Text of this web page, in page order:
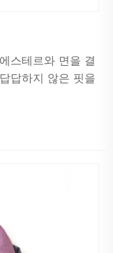
스테르와 면을 결
답하지 않은 핏을